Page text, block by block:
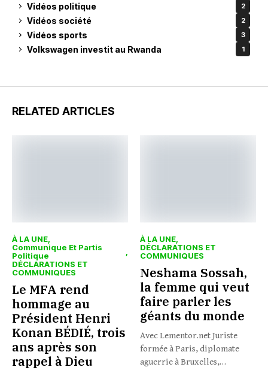
Vidéos politique 2
Vidéos société 2
Vidéos sports 3
Volkswagen investit au Rwanda 1
RELATED ARTICLES
À LA UNE
Communique Et Partis
Politique
DÉCLARATIONS ET
COMMUNIQUES
Le MFA rend
hommage au
Président Henri
Konan BÉDIÉ, trois
ans après son
rappel à Dieu
À LA UNE
DÉCLARATIONS ET
COMMUNIQUES
Neshama Sossah,
la femme qui veut
faire parler les
géants du monde
Avec Lementor.net Juriste
formée à Paris, diplomate
aguerrie à Bruxelles,